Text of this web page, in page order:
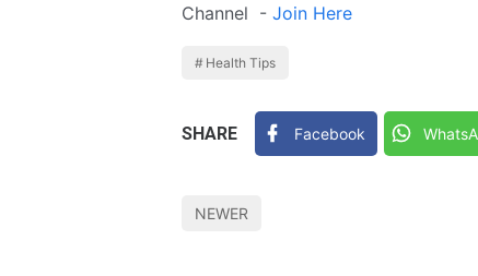
Channel - Join Here
Health Tips
SHARE Facebook
NEWER